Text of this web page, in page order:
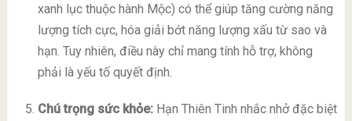
xanh lục thuộc hành Mộc) có thể giúp tăng cường năng
lượng tích cực, hóa giải bớt năng lượng xấu từ sao và
hạn. Tuy nhiên, điều này chỉ mang tính hỗ trợ, không
phải là yếu tố quyết định.
Chú trọng sức khỏe:Hạn Thiên Tinh nhắc nhở đặc biệt